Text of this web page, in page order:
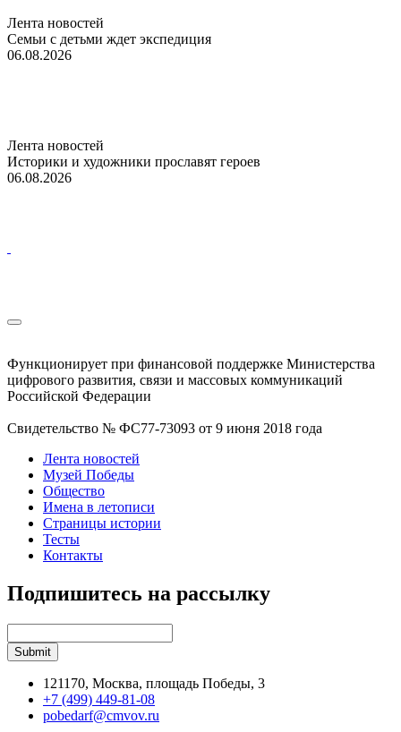
Лента новостей
Семьи с детьми ждет экспедиция
06.08.2026
Лента новостей
Историки и художники прославят героев
06.08.2026
Функционирует при финансовой поддержке Министерства
цифрового развития, связи и массовых коммуникаций
Российской Федерации
Свидетельство № ФС77-73093 от 9 июня 2018 года
Лента новостей
Музей Победы
Общество
Имена в летописи
Страницы истории
Тесты
Контакты
Подпишитесь на рассылку
121170, Москва, площадь Победы, 3
+7 (499) 449-81-08
pobedarf@cmvov.ru